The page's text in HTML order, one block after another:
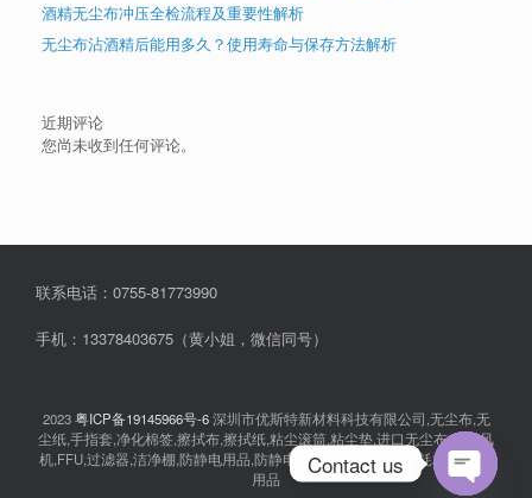
酒精无尘布冲压全检流程及重要性解析
无尘布沾酒精后能用多久？使用寿命与保存方法解析
近期评论
您尚未收到任何评论。
联系电话：0755-81773990
手机：13378403675（黄小姐，微信同号）
2023粤ICP备19145966号-6深圳市优斯特新材料科技有限公司,无尘布,无
尘纸,手指套,净化棉签,擦拭布,擦拭纸,粘尘滚筒,粘尘垫,进口无尘布,离子风
机,FFU,过滤器,洁净棚,防静电用品,防静电衣服,无尘室消耗品,耗材,实验室
用品
Contact us